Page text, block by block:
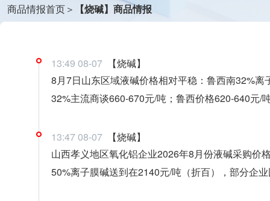
商品情报首页＞ 【烧碱】商品情报
13:49 08-07
【烧碱】
8月7日山东区域液碱价格相对平稳：鲁西南32%
32%主流商谈660-670元/吨；鲁西价格620-640元/
13:47 08-07
【烧碱】
山西孝义地区氧化铝企业2026年8月份液碱采购价
50%离子膜碱送到在2140元/吨（折百），部分企